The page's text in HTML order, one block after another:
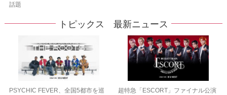
話題
トピックス 最新ニュース
PSYCHIC FEVER、全国5都市を巡
超特急「ESCORT」ファイナル公演